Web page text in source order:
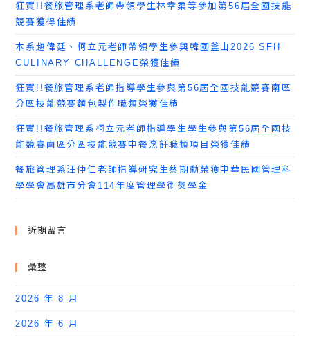
狂賀!!餐旅管理系老師帶領學生林幸柔等參加第56屆全國技能
競賽獲得佳績
本系趙偉廷、柯立元老師帶領學生參與韓國釜山2026 SFH
CULINARY CHALLENGE榮獲佳績
狂賀!!餐旅管理系老師指導學生參與第56屆全國技能競賽南區
分區技能競賽麵包製作職類榮獲佳績
狂賀!!餐旅管理系柯立元老師指導學生學生參與第56屆全國技
能競賽南區分區技能競賽中餐烹飪職類項目榮獲佳績
餐旅管理系汪仲仁老師指導研究生蔡期勳榮獲中華民國管理科
學學會高雄市分會114年度管理學術獎學金
近期留言
彙整
2026 年 8 月
2026 年 6 月